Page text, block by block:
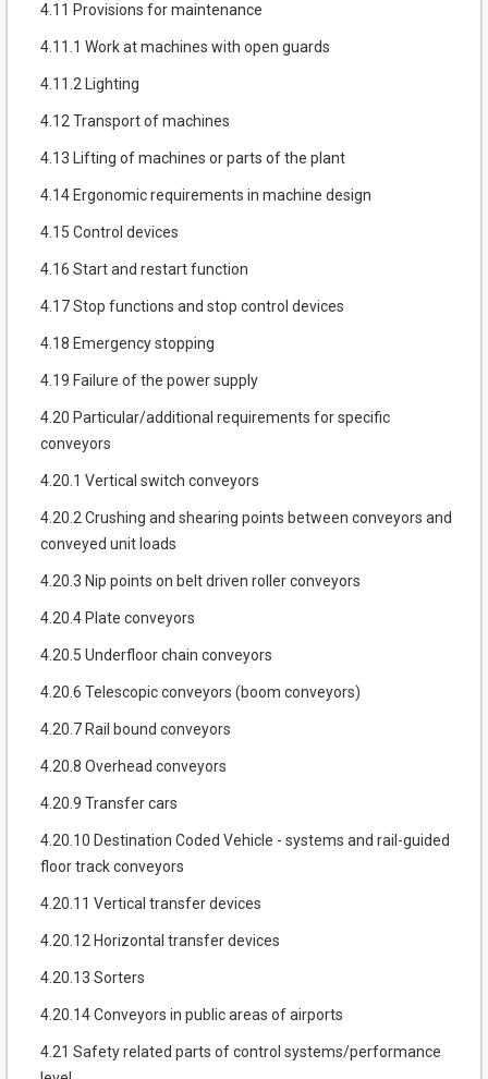
4.11 Provisions for maintenance
4.11.1 Work at machines with open guards
4.11.2 Lighting
4.12 Transport of machines
4.13 Lifting of machines or parts of the plant
4.14 Ergonomic requirements in machine design
4.15 Control devices
4.16 Start and restart function
4.17 Stop functions and stop control devices
4.18 Emergency stopping
4.19 Failure of the power supply
4.20 Particular/additional requirements for specific
conveyors
4.20.1 Vertical switch conveyors
4.20.2 Crushing and shearing points between conveyors and
conveyed unit loads
4.20.3 Nip points on belt driven roller conveyors
4.20.4 Plate conveyors
4.20.5 Underfloor chain conveyors
4.20.6 Telescopic conveyors (boom conveyors)
4.20.7 Rail bound conveyors
4.20.8 Overhead conveyors
4.20.9 Transfer cars
4.20.10 Destination Coded Vehicle - systems and rail-guided
floor track conveyors
4.20.11 Vertical transfer devices
4.20.12 Horizontal transfer devices
4.20.13 Sorters
4.20.14 Conveyors in public areas of airports
4.21 Safety related parts of control systems/performance